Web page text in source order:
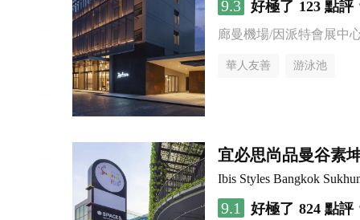
9.3 好極了 123 點評
廊曼機場/因派特會展中
華人友善 游泳池
宜必思尚品曼谷素
Ibis Styles Bangkok
9.1 好極了 824 點評